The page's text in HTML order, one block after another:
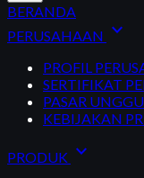
BERANDA
PERUSAHAAN expand_more
PROFIL
SERTIFIKAT
PASAR
KEBIJAKAN
PRODUK expand_more